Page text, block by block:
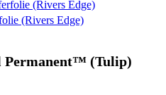
(Rivers Edge)
Permanent™ (Tulip)